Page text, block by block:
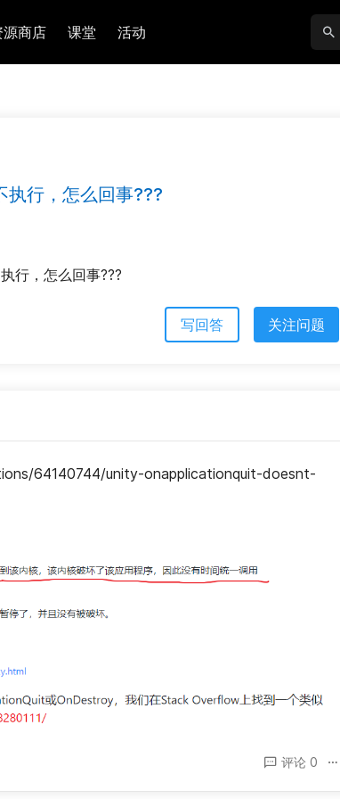
源商店 课堂 活动
行，怎么回事???
行，怎么回事???
写回答 关注问题
64140744/unity-onapplicationquit-doesnt-
评论 0